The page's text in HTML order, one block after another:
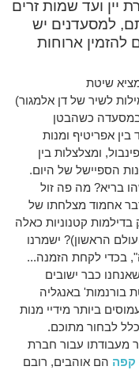
ועד שמות זרים
למסעדנים יש
להזמין ארוחות
שיטת
לשיר של דן אלמגור)
במסעדה כשהבטן
בין אפריטיף ומנות
ומצלצלות בין
הספיישל של היום.
בריא? מה פה זול
אחמוד מצלחתו של
קטנוניות כאלה
הראשון)? ישמרנו
בכדי לקחת הזמנה...
כבר ישובים
בורנמות' באנגליה
ביותר מידיי מנות
לבחור מתוכם.
מעבודתו עבור חברת
קפה הם אוהבים, רובם